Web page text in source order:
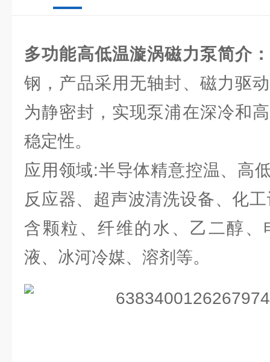
多功能高低温漩涡磁力泵简介：
钢，产品采用无轴封、磁力驱
为静密封，实现泵浦在深冷和
稳定性。
应用领域:半导体精意控温、高
反应器、超声波清洗设备、化
含颗粒、纤维的水、乙二醇、
液、冰河冷媒、溶剂等。